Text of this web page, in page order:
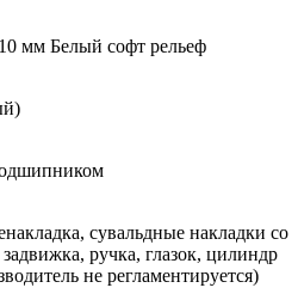
Белый софт рельеф
сувальдные накладки со
ручка, глазок, цилиндр
не регламентируется)